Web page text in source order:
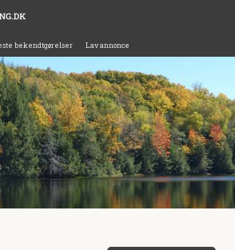
bekendtgørelser Lav annonce